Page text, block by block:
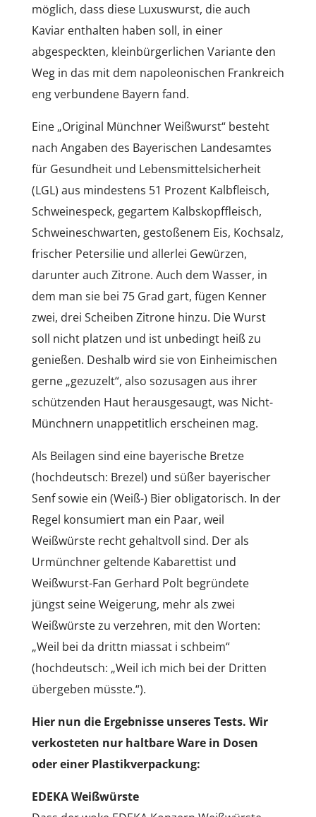
möglich, dass diese Luxuswurst, die auch
Kaviar enthalten haben soll, in einer
abgespeckten, kleinbürgerlichen Variante den
Weg in das mit dem napoleonischen Frankreich
eng verbundene Bayern fand.
Eine „Original Münchner Weißwurst“ besteht
nach Angaben des Bayerischen Landesamtes
für Gesundheit und Lebensmittelsicherheit
(LGL) aus mindestens 51 Prozent Kalbfleisch,
Schweinespeck, gegartem Kalbskopffleisch,
Schweineschwarten, gestoßenem Eis, Kochsalz,
frischer Petersilie und allerlei Gewürzen,
darunter auch Zitrone. Auch dem Wasser, in
dem man sie bei 75 Grad gart, fügen Kenner
zwei, drei Scheiben Zitrone hinzu. Die Wurst
soll nicht platzen und ist unbedingt heiß zu
genießen. Deshalb wird sie von Einheimischen
gerne „gezuzelt“, also sozusagen aus ihrer
schützenden Haut herausgesaugt, was Nicht-
Münchnern unappetitlich erscheinen mag.
Als Beilagen sind eine bayerische Bretze
(hochdeutsch: Brezel) und süßer bayerischer
Senf sowie ein (Weiß-) Bier obligatorisch. In der
Regel konsumiert man ein Paar, weil
Weißwürste recht gehaltvoll sind. Der als
Urmünchner geltende Kabarettist und
Weißwurst-Fan Gerhard Polt begründete
jüngst seine Weigerung, mehr als zwei
Weißwürste zu verzehren, mit den Worten:
„Weil bei da drittn miassat i schbeim“
(hochdeutsch: „Weil ich mich bei der Dritten
übergeben müsste.“).
Hier nun die Ergebnisse unseres Tests. Wir
verkosteten nur haltbare Ware in Dosen
oder einer Plastikverpackung:
EDEKA Weißwürste